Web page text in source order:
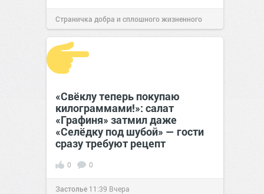
Страничка добра и сплошного жизненного
позитива!12:38 Вчера
«Свёклу теперь покупаю
килограммами!»: салат
«Графиня» затмил даже
«Селёдку под шубой» — гости
сразу требуют рецепт
0 0
Застолье 11:39 Вчера